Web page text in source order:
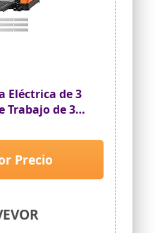
Eléctrica de 3
Trabajo de 33
Doble,
Sobrecargas,
Madera
Precio